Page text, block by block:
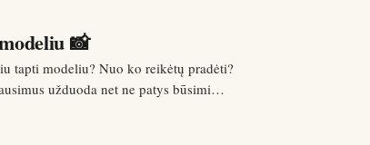
📸
tapti modeliu? Nuo ko reikėtų pradėti?
užduoda net ne patys būsimi